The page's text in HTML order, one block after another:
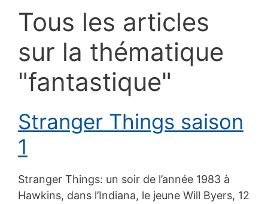
Tous les articles
sur la thématique
"fantastique"
Stranger Things saison
1
Stranger Things: un soir de l’année 1983 à
Hawkins, dans l’Indiana, le jeune Will Byers, 12